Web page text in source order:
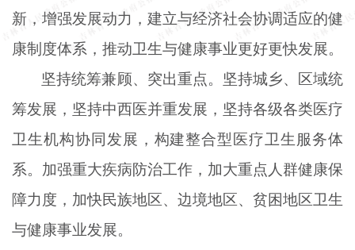
新，增强发展动力，建立与经济社会协调适应的健
康制度体系，推动卫生与健康事业更好更快发展。
坚持统筹兼顾、突出重点。坚持城乡、区域统
筹发展，坚持中西医并重发展，坚持各级各类医疗
卫生机构协同发展，构建整合型医疗卫生服务体
系。加强重大疾病防治工作，加大重点人群健康保
障力度，加快民族地区、边境地区、贫困地区卫生
与健康事业发展。